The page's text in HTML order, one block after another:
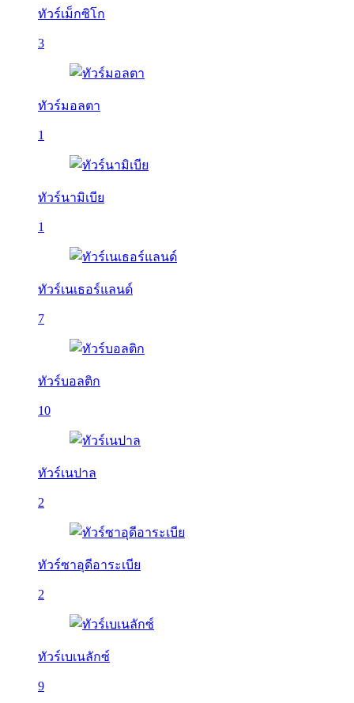
ทัวร์เม็กซิโก
3
ทัวร์มอลตา
1
ทัวร์นามิเบีย
1
ทัวร์เนเธอร์แลนด์
7
ทัวร์บอลติก
10
ทัวร์เนปาล
2
ทัวร์ซาอุดีอาระเบีย
2
ทัวร์เบเนลักซ์
9